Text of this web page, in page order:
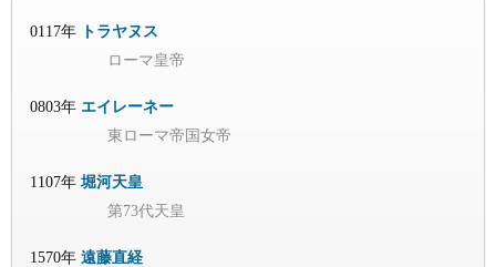
0117年
トラヤヌス
ローマ皇帝
0803年 エイレーネー
東ローマ帝国女帝
1107年 堀河天皇
第73代天皇
1570年 遠藤直経